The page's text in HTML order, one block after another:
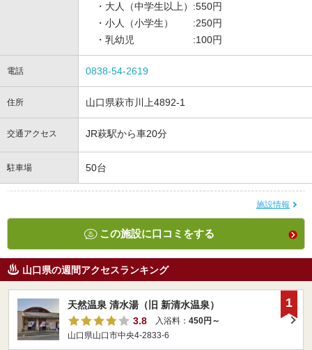
・大人（中学生以上）:550円
・小人（小学生） :250円
・乳幼児 :100円
電話 0838-54-2619
住所 山口県萩市川上4892-1
交通アクセス JR萩駅から車20分
駐車場 50台
施設情報
この施設に口コミをする
山口県の週間アクセスランキング
天然温泉 清水湯（旧 新清水温泉）
3.8
入浴料： 450円～
山口県山口市中央4-2833-6
1